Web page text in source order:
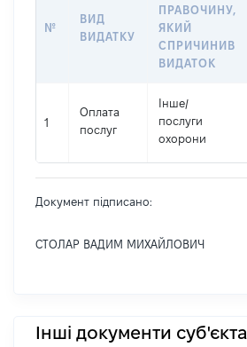
№
ВИД
ВИДАТКУ
ПРАВОЧИНУ,
ЯКИЙ
СПРИЧИНИВ
ВИДАТОК
1
Оплата
послуг
Інше/
послуги
охорони
Документ підписано:
СТОЛАР ВАДИМ МИХАЙЛОВИЧ
Інші документи суб'єкта